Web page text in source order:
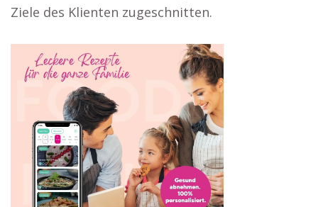
Ziele des Klienten zugeschnitten.